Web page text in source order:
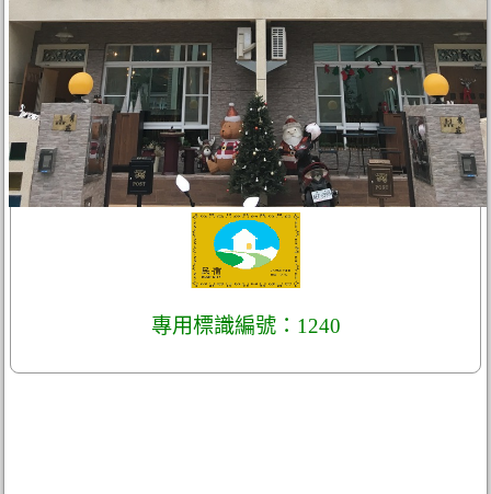
專用標識編號：1240